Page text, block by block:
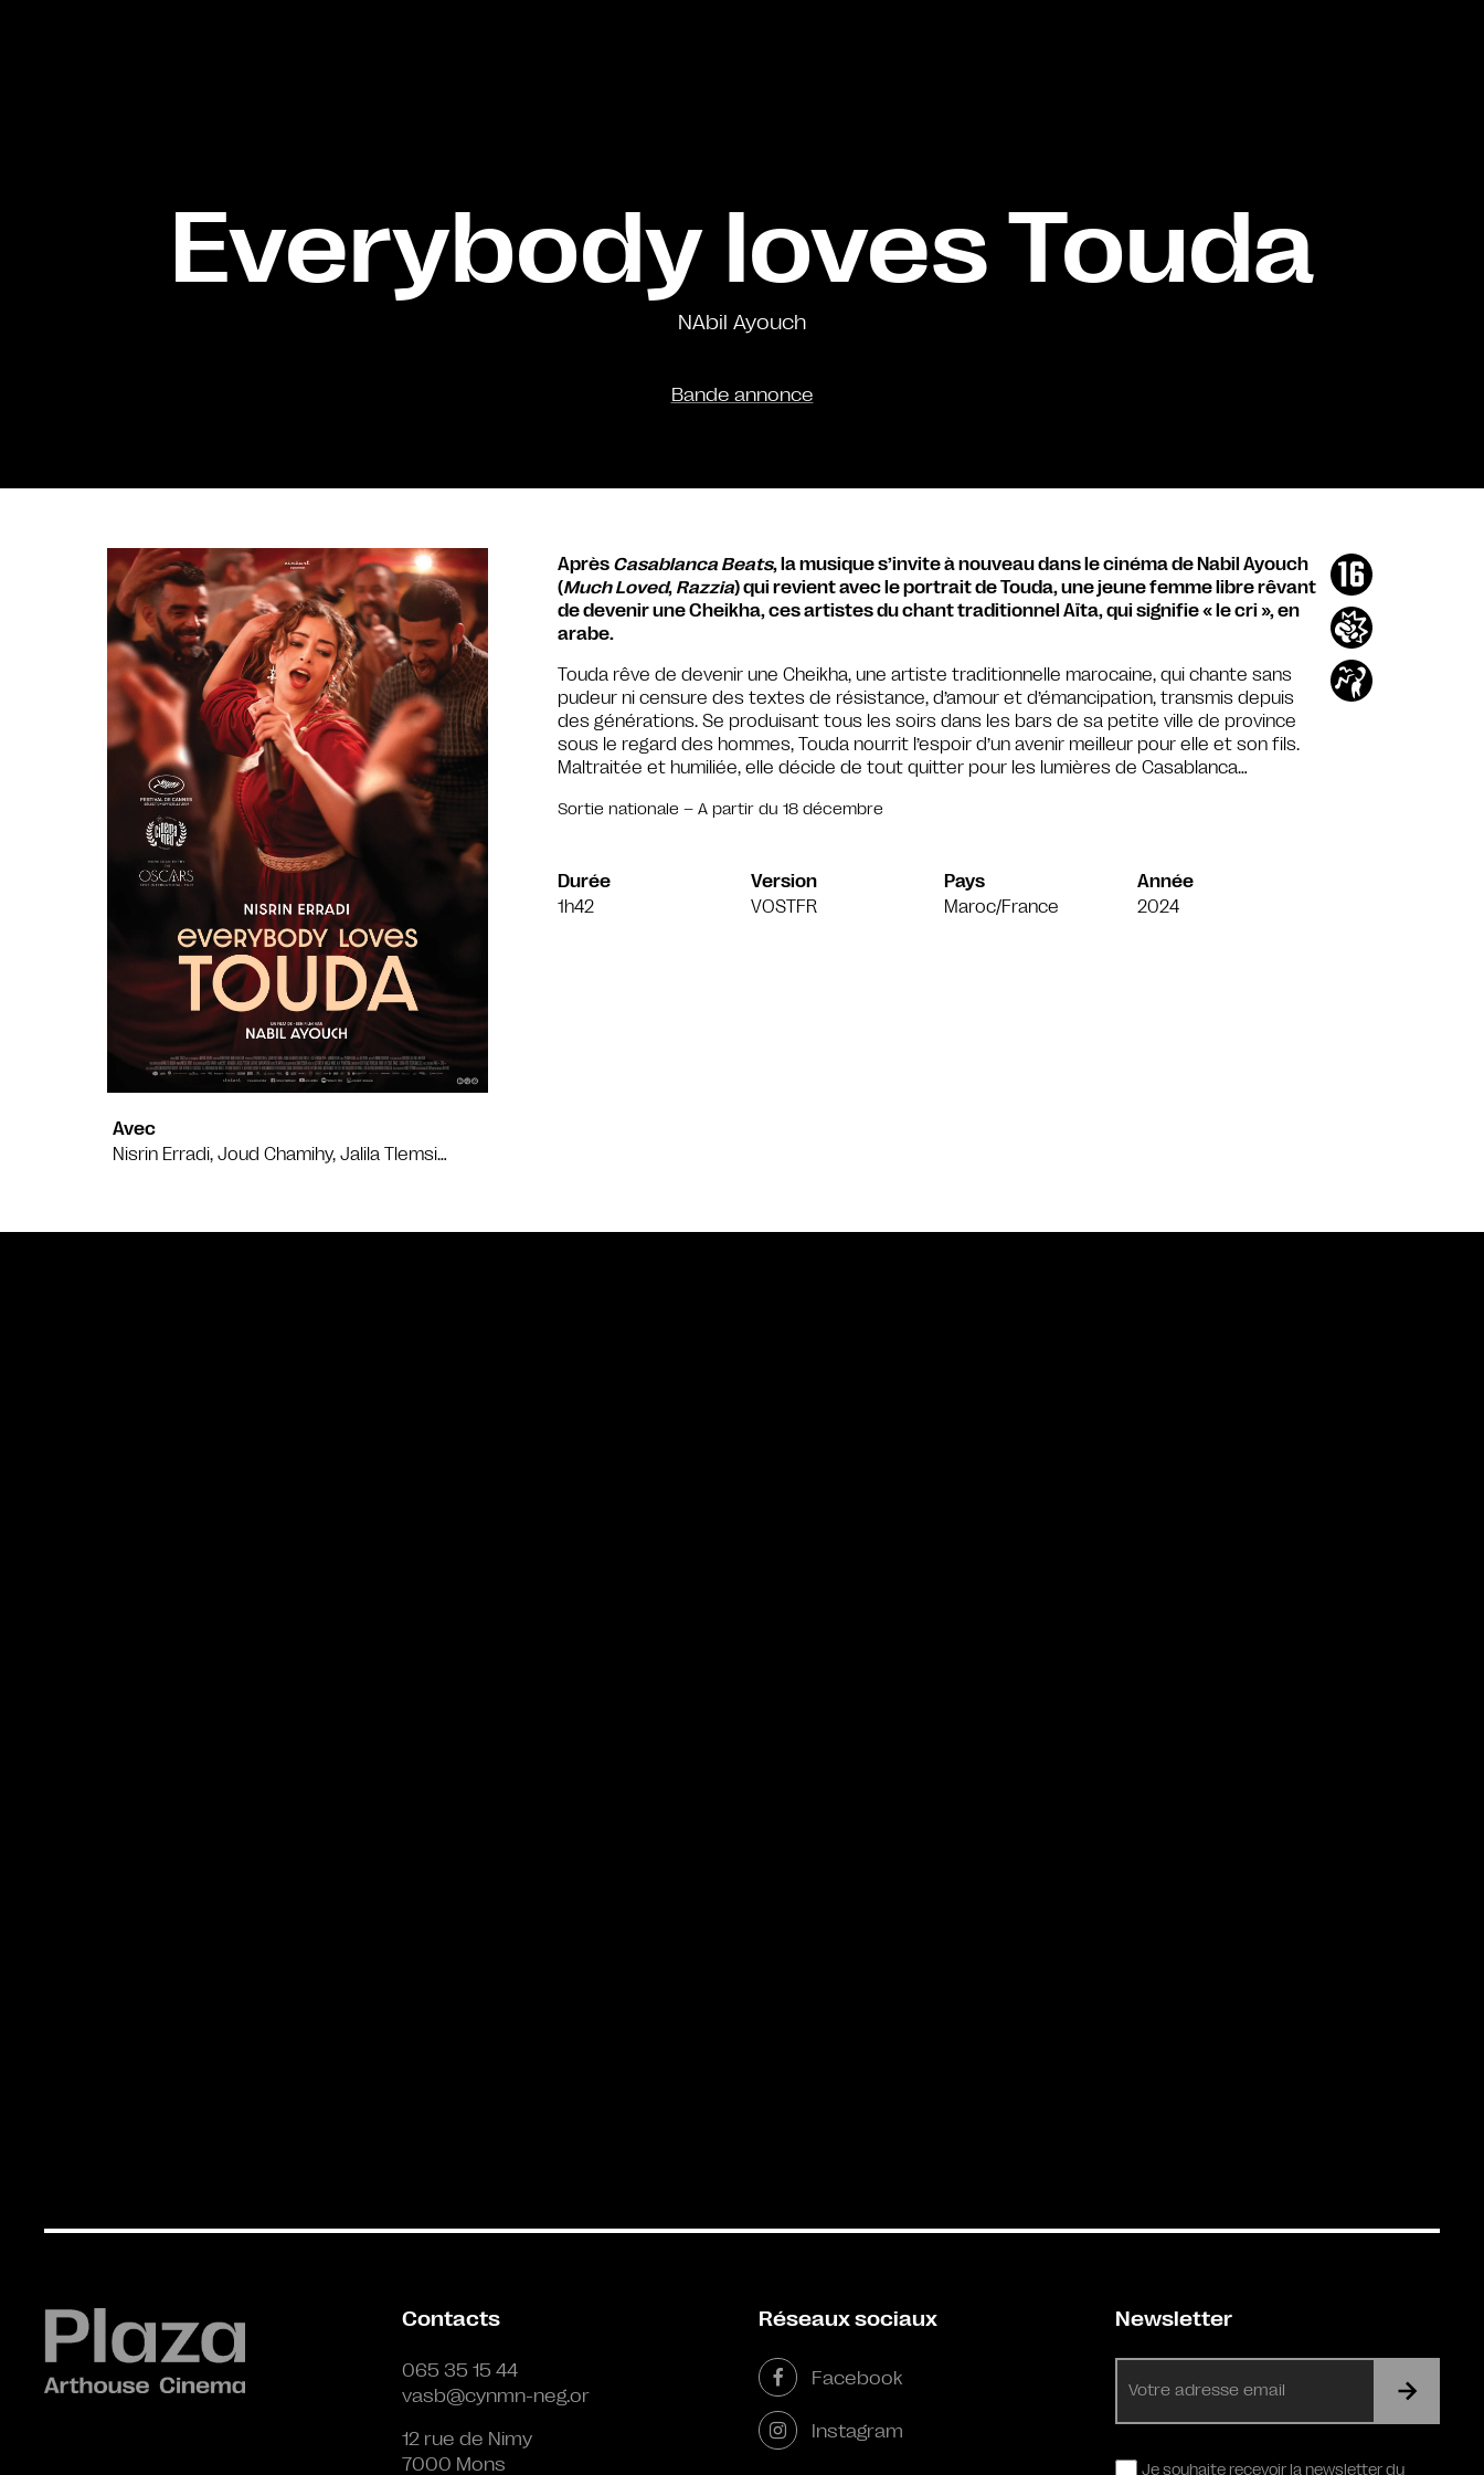
Everybody loves Touda
NAbil Ayouch
Bande annonce
Avec
Nisrin Erradi, Joud Chamihy, Jalila Tlemsi…
Après Casablanca Beats, la musique s’invite à nouveau dans le cinéma de Nabil Ayouch
(Much Loved, Razzia) qui revient avec le portrait de Touda, une jeune femme libre rêvant
de devenir une Cheikha, ces artistes du chant traditionnel Aïta, qui signifie « le cri », en
arabe.
Touda rêve de devenir une Cheikha, une artiste traditionnelle marocaine, qui chante sans
pudeur ni censure des textes de résistance, d’amour et d’émancipation, transmis depuis
des générations. Se produisant tous les soirs dans les bars de sa petite ville de province
sous le regard des hommes, Touda nourrit l’espoir d’un avenir meilleur pour elle et son fils.
Maltraitée et humiliée, elle décide de tout quitter pour les lumières de Casablanca…
Sortie nationale – A partir du 18 décembre
Durée
1h42
Version
VOSTFR
Pays
Maroc/France
Année
2024
Contacts
065 35 15 44
vasb@cynmn-neg.or
12 rue de Nimy
7000 Mons
Réseaux sociaux
Facebook
Instagram
Newsletter
mail
RGPDJe souhaite recevoir la newsletter du